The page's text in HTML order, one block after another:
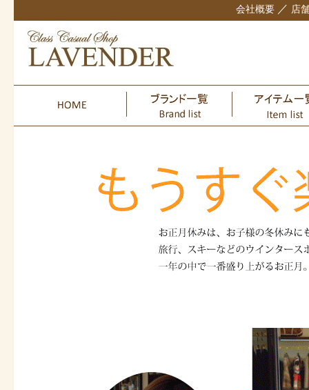
会社概要 ／ 店